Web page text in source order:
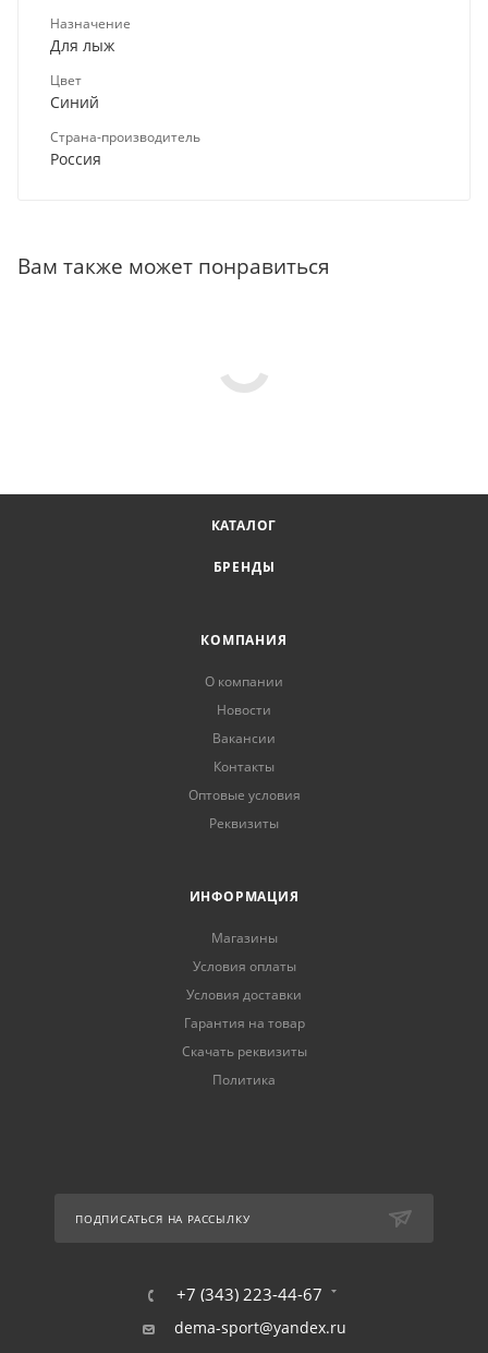
Назначение
Для лыж
Цвет
Синий
Страна-производитель
Россия
Вам также может понравиться
КАТАЛОГ
БРЕНДЫ
КОМПАНИЯ
О компании
Новости
Вакансии
Контакты
Оптовые условия
Реквизиты
ИНФОРМАЦИЯ
Магазины
Условия оплаты
Условия доставки
Гарантия на товар
Скачать реквизиты
Политика
ПОДПИСАТЬСЯ НА РАССЫЛКУ
+7 (343) 223-44-67
dema-sport@yandex.ru